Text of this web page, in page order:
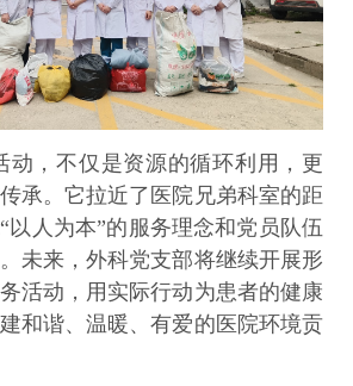
动，不仅是资源的循环利用，更
承。它拉近了医院兄弟科室的距
以人为本”的服务理念和党员队伍
未来，外科党支部将继续开展形
活动，用实际行动为患者的健康
和谐、温暖、有爱的医院环境贡